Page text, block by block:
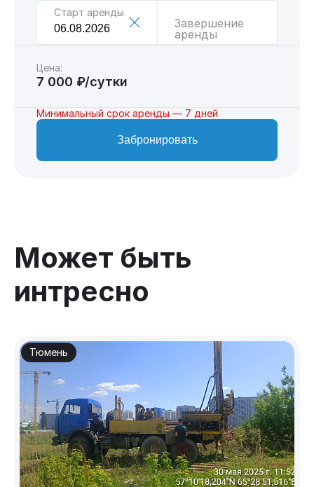
Старт аренды
Завершение
аренды
Цена:
7 000 ₽/сутки
Минимальный срок аренды — 7 дней
Забронировать
Может быть
интресно
Тюмень